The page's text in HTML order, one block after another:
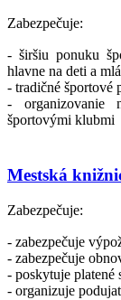
Zabezpečuje:
- širšiu ponuku
hlavne na deti a
- tradičné športové
- organizovanie
športovými klubmi
Mestská
Zabezpečuje:
- zabezpečuje
- zabezpečuje
- poskytuje
- organizuje